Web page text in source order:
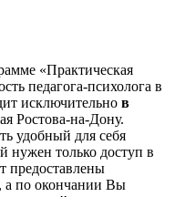
«Практическая
педагога-психолога в
исключительно в
Ростова-на-Дону.
удобный для себя
нужен только доступ в
предоставлены
, а по окончании Вы